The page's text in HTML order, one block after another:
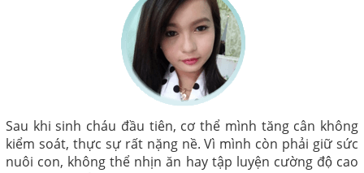
Sau khi sinh cháu đầu tiên, cơ thể mình tăng cân không
kiểm soát, thực sự rất nặng nề. Vì mình còn phải giữ sức
nuôi con, không thể nhịn ăn hay tập luyện cường độ cao